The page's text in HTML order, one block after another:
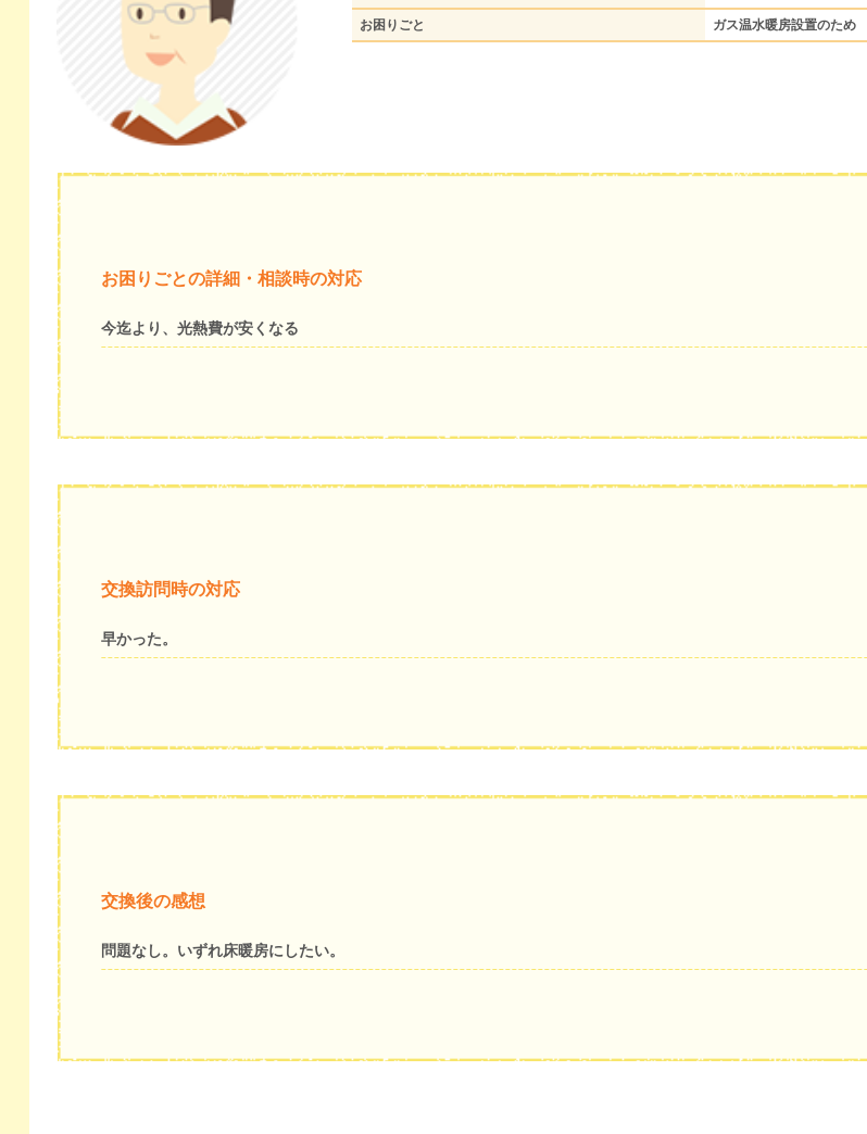
お困りごと ガス温水暖房設置のため
お困りごとの詳細・相談時の対応
今迄より、光熱費が安くなる
交換訪問時の対応
早かった。
交換後の感想
問題なし。いずれ床暖房にしたい。